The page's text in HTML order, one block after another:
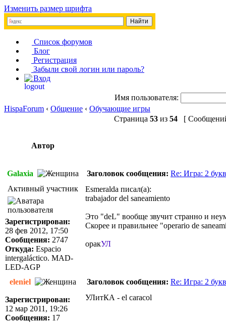
Изменить размер шрифта
Список форумов
Блог
Регистрация
Забыли свой логин или пароль?
Вход
Имя пользователя:
HispaForum ‹ Общение ‹ Обучающие игры
Страница 53 из 54 [
Автор
Galaxia Заголовок сообщения: Re: Игра: 2
Активный участник
Зарегистрирован:
28 фев 2012, 17:50
Сообщения: 2747
Откуда: Espacio
intergaláctico. MAD-
LED-AGP
Esmeralda писал(а):
trabajador del saneamiento
Это "deL" вообще звучит странно и
Скорее и правильнее "operario de
оракУЛ
eleniel Заголовок сообщения: Re: Игра: 2
Зарегистрирован:
12 мар 2011, 19:26
Сообщения: 17
УЛитКА - el caracol